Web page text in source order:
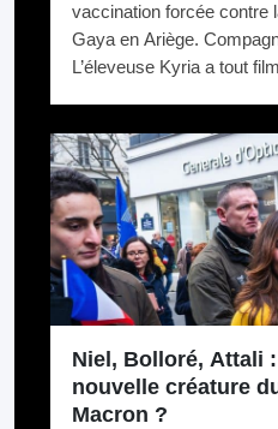
vaccination forcée contre
Gaya en Ariège.
L’éleveuse Kyria a tout
Niel, Bolloré, Attali
nouvelle créature
Macron ?